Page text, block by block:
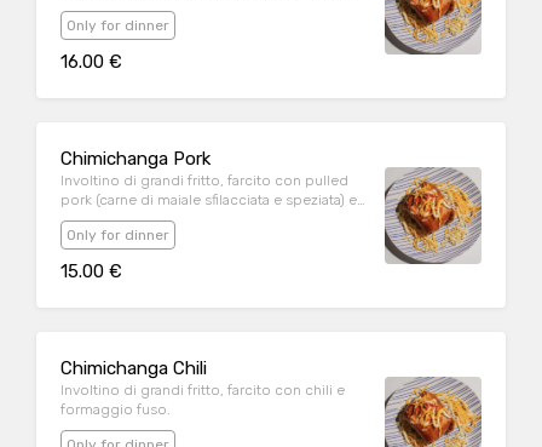
formaggio fuso.
Only for dinner
16.00 €
Chimichanga Pork
Involtino di grandi fritto, farcito con pulled
pork (carne di maiale sfilacciata e speziata) e
formaggio fuso.
Only for dinner
15.00 €
Chimichanga Chili
Involtino di grandi fritto, farcito con chili e
formaggio fuso.